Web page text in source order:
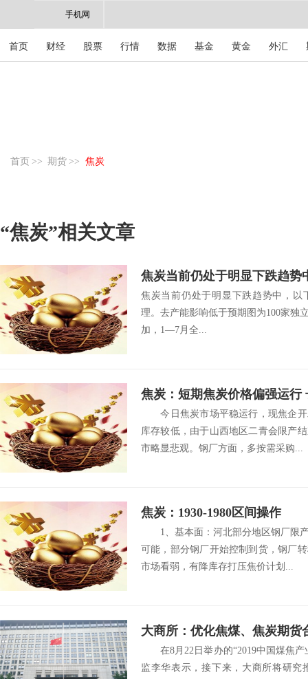
手机网
首页 财经 股票 行情 数据 基金 黄金 外汇
首页 >> 期货 >> 焦炭
“焦炭”相关文章
焦炭当前仍处于明显下跌趋势
焦炭当前仍处于明显下跌趋势中，以
理。去产能影响低于预期图为100家独
加，1—7月全...
焦炭：短期焦炭价格偏强运行
今日焦炭市场平稳运行，现焦企开
库存较低，由于山西地区二青会限产
市略显悲观。钢厂方面，多按需采购...
焦炭：1930-1980区间操作
1、基本面：河北部分地区钢厂限产
可能，部分钢厂开始控制到货，钢厂
市场看弱，有降库存打压焦价计划...
大商所：优化焦煤、焦炭期货
炭滚动交割
在8月22日举办的“2019中国煤焦产
监李华表示，接下来，大商所将研究